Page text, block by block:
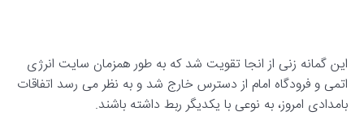
این گمانه زنی از انجا تقویت شد که به طور همزمان سایت انرژی
اتمی و فرودگاه امام از دسترس خارج شد و به نظر می رسد اتفاقات
بامدادی امروز، به نوعی با یکدیگر ربط داشته باشند.